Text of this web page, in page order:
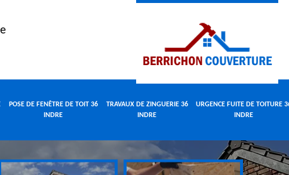
POSE DE FENÊTRE DE TOIT 36
INDRE
TRAVAUX DE ZINGUERIE 36
INDRE
URGENCE FUITE DE TOITURE
INDRE